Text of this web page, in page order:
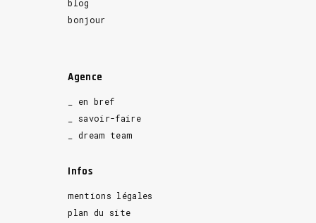
blog
bonjour
Agence
_ en bref
_ savoir-faire
_ dream team
Infos
mentions légales
plan du site